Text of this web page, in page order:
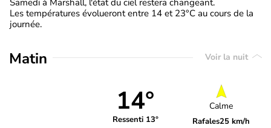
Les températures évolueront entre 14 et 23°C au cours de la
journée.
Matin Voir la nuit
14°
Ressenti 13°
Calme
Rafales25 km/h